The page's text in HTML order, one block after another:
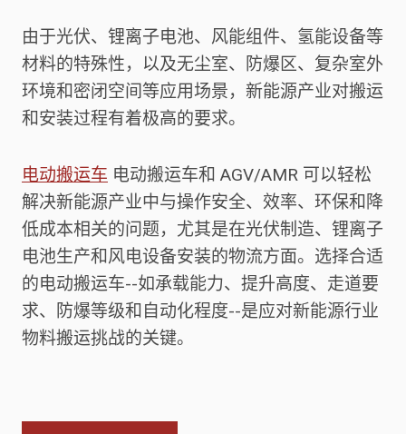
由于光伏、锂离子电池、风能组件、氢能设备等
材料的特殊性，以及无尘室、防爆区、复杂室外
环境和密闭空间等应用场景，新能源产业对搬运
和安装过程有着极高的要求。
电动搬运车 电动搬运车和 AGV/AMR 可以轻松
解决新能源产业中与操作安全、效率、环保和降
低成本相关的问题，尤其是在光伏制造、锂离子
电池生产和风电设备安装的物流方面。选择合适
的电动搬运车--如承载能力、提升高度、走道要
求、防爆等级和自动化程度--是应对新能源行业
物料搬运挑战的关键。